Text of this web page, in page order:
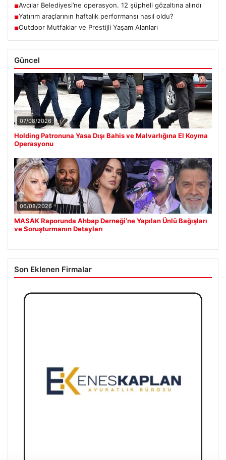
■Avcılar Belediyesi’ne operasyon. 12 şüpheli gözaltına alındı
■Yatırım araçlarının haftalık performansı nasıl oldu?
■Outdoor Mutfaklar ve Prestijli Yaşam Alanları
Güncel
07/08/2026
Holding Patronuna Yasa Dışı Bahis ve Malvarlığına El Koyma
Operasyonu
06/08/2026
MASAK Raporunda Ahbap Derneği’ne Yapılan Ünlü Bağışları
ve Soruşturmanın Detayları
Son Eklenen Firmalar